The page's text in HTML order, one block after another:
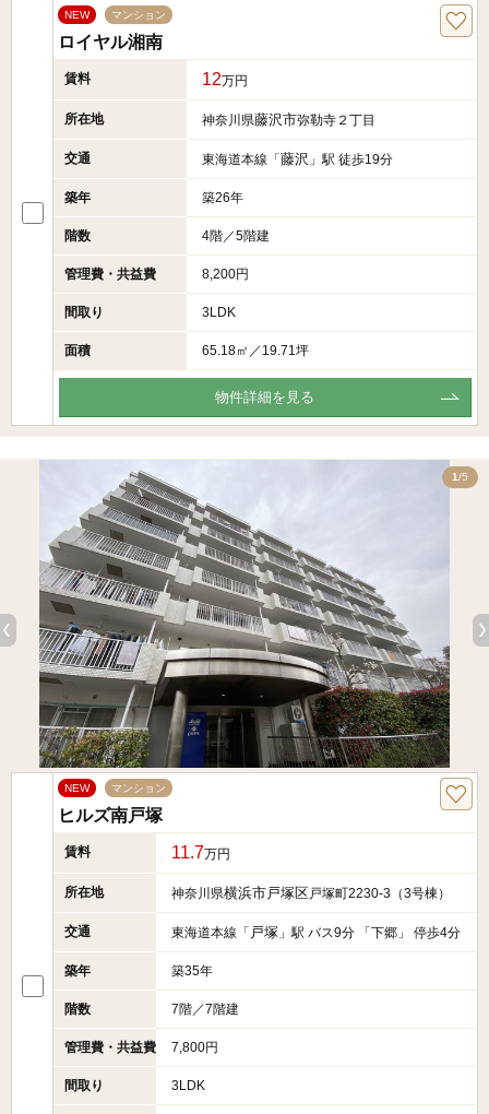
NEW マンション
ロイヤル湘南
賃料 12万円
所在地 神奈川県藤沢市弥勒寺２丁目
交通 東海道本線「 藤沢 」駅 徒歩19分
築年 築26年
階数 4階／5階建
管理費・共益費 8,200円
間取り 3LDK
面積 65.18㎡／19.71坪
物件詳細を見る
1/5
NEW マンション
ヒルズ南戸塚
賃料 11.7万円
所在地 神奈川県横浜市戸塚区戸塚町2230-3（3号棟）
交通 東海道本線「 戸塚 」駅 バス9分 「下郷」 停歩4分
築年 築35年
階数 7階／7階建
管理費・共益費 7,800円
間取り 3LDK